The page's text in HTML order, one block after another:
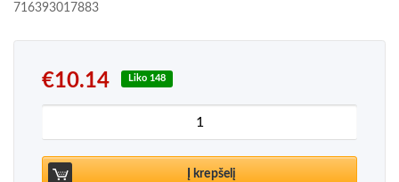
716393017883
€10.14 Liko 148
produkto kiekis: Halston 1-12 Eau de Cologne 125
Į krepšelį